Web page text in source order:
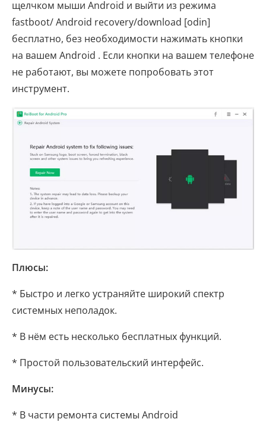
щелчком мыши Android и выйти из режима
fastboot/ Android recovery/download [odin]
бесплатно, без необходимости нажимать кнопки
на вашем Android . Если кнопки на вашем телефоне
не работают, вы можете попробовать этот
инструмент.
Плюсы:
* Быстро и легко устраняйте широкий спектр
системных неполадок.
* В нём есть несколько бесплатных функций.
* Простой пользовательский интерфейс.
Минусы:
* В части ремонта системы Android